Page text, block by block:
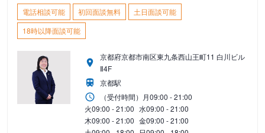
電話相談可能 初回面談無料
土日面談可能
18時以降面談可能
京都府京都市南区東九条西山王町11 白川ビル
Ⅱ4F
京都駅
（受付時間） 月09:00 - 21:00
火09:00 - 21:00 水09:00 - 21:00
木09:00 - 21:00 金09:00 - 21:00